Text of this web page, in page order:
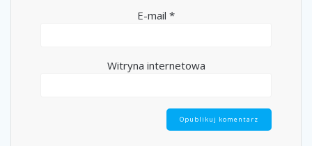
E-mail *
Witryna internetowa